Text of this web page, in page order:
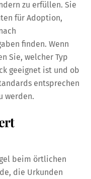
zu erfüllen. Sie
für Adoption,
finden. Wenn
Sie, welcher Typ
geeignet ist und ob
entsprechen
werden.
beim örtlichen
die Urkunden